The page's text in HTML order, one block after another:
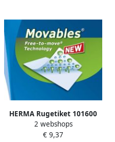
HERMA Rugetiket 101600
breed 59x192mm
verwijderbaar wit
2 webshops
€ 9,37